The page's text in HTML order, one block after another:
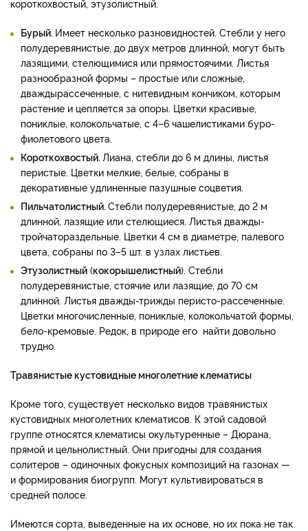
короткохвостый, этузолистный.
Бурый. Имеет несколько разновидностей. Стебли у него
полудеревянистые, до двух метров длинной, могут быть
лазящими, стелющимися или прямостоячими. Листья
разнообразной формы – простые или сложные,
дваждырассеченные, с нитевидным кончиком, которым
растение и цепляется за опоры. Цветки красивые,
пониклые, колокольчатые, с 4–6 чашелистиками буро-
фиолетового цвета.
Короткохвостый. Лиана, стебли до 6 м длины, листья
перистые. Цветки мелкие, белые, собраны в
декоративные удлиненные пазушные соцветия.
Пильчатолистный. Стебли полудеревянистые, до 2 м
длинной, лазящие или стелющиеся. Листья дважды-
тройчатораздельные. Цветки 4 см в диаметре, палевого
цвета, собраны по 3–5 шт. в узлах листьев.
Этузолистный (кокорышелистный). Стебли
полудеревянистые, стоячие или лазящие, до 70 см
длинной. Листья дважды-трижды перисто-рассеченные.
Цветки многочисленные, пониклые, колокольчатой формы,
бело-кремовые. Редок, в природе его найти довольно
трудно.
Травянистые кустовидные многолетние клематисы
Кроме того, существует несколько видов травянистых
кустовидных многолетних клематисов. К этой садовой
группе относятся клематисы окультуренные – Дюрана,
прямой и цельнолистный. Они пригодны для создания
солитеров – одиночных фокусных композиций на газонах —
и формирования биогрупп. Могут культивироваться в
средней полосе.
Имеются сорта, выведенные на их основе, но их пока не так